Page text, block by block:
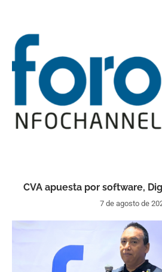
CVA apuesta por software,
7 de agosto de